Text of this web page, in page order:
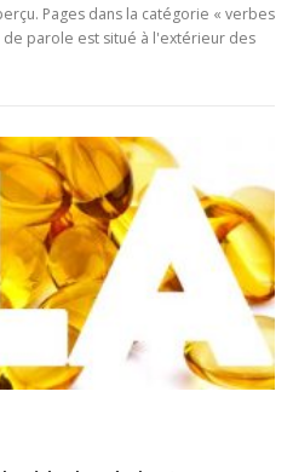
Pages dans la catégorie « verbes
parole est situé à l'extérieur des